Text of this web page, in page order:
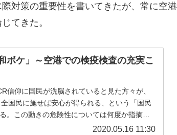
対策の重要性を書いてきたが、常に空港
てきた。
ボケ」～空港での検疫検査の充実こ
信仰に国民が洗脳されていると見た方々が、
国民に施せば安心が得られる、という「国民
。この動きの危険性については何度か指摘し
2020.05.16 11:30